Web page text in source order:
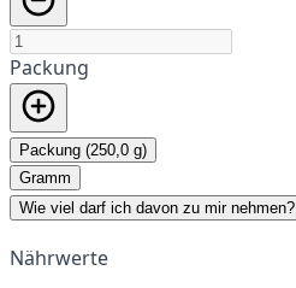
Packung
Packung (250,0 g)
Gramm
Wie viel darf ich davon zu mir nehmen?
Nährwerte